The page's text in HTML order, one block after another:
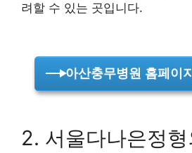
려할 수 있는 곳입니다.
아산충무병원 홈페이
2. 서울다나은정